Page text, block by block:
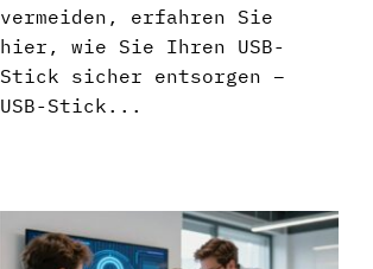
vermeiden, erfahren Sie
hier, wie Sie Ihren USB-
Stick sicher entsorgen –
USB-Stick...